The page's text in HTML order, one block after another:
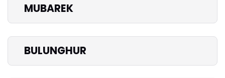
MUBAREK
BULUNGHUR